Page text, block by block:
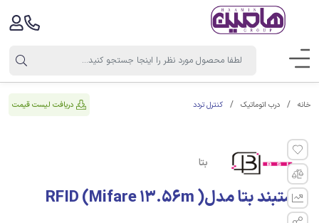
خانه درب اتوماتیک کنترل تردد دریافت لیست قیمت
بتا
دستبند بتا مدل( RFID (Mifare 13.56m